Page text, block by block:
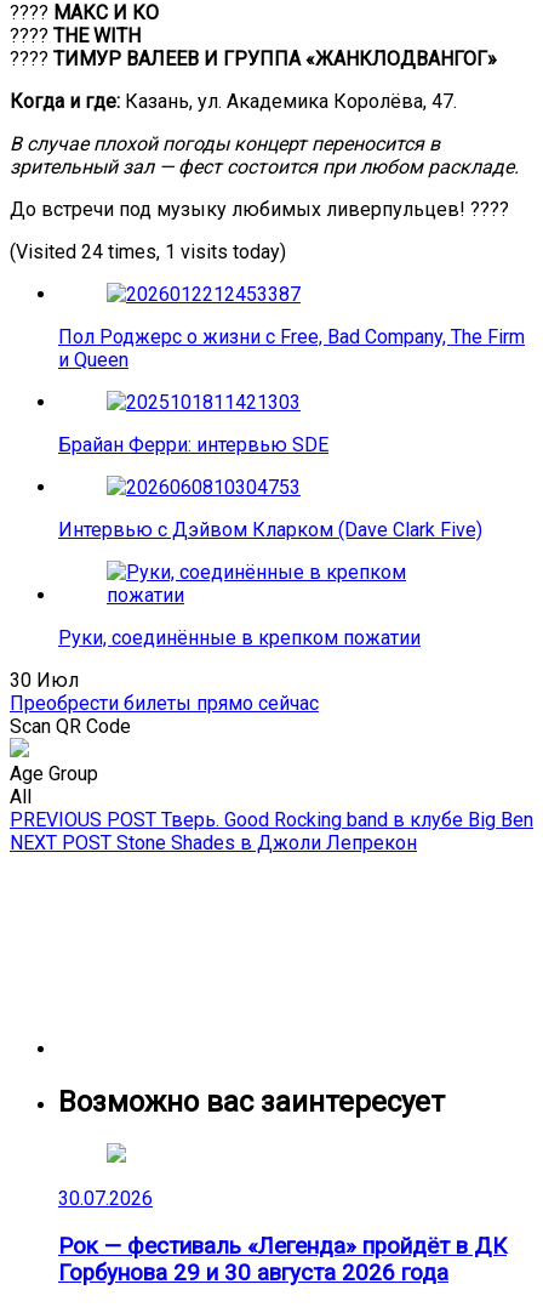
???? МАКС И КО
???? THE WITH
???? ТИМУР ВАЛЕЕВ И ГРУППА «ЖАНКЛОДВАНГОГ»
Когда и где: Казань, ул. Академика Королёва, 47.
В случае плохой погоды концерт переносится в
зрительный зал — фест состоится при любом раскладе.
До встречи под музыку любимых ливерпульцев! ????
(Visited 24 times, 1 visits today)
Пол Роджерс о жизни с Free, Bad Company, The Firm
и Queen
Брайан Ферри: интервью SDE
Интервью с Дэйвом Кларком (Dave Clark Five)
Руки, соединённые в крепком пожатии
30 Июл
Преобрести билеты прямо сейчас
Scan QR Code
Age Group
All
Навигация
по
PREVIOUS POST Previous
post:
Тверь. Good Rocking band в клубе Big Ben
NEXT POST Next
Stone Shades в Джоли Лепрекон
Возможно вас заинтересует
30.07.2026
Рок — фестиваль «Легенда» пройдёт в ДК
Горбунова 29 и 30 августа 2026 года